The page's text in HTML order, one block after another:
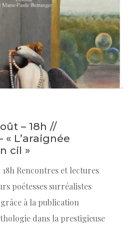
– 18h //
« L’araignée
cil »
18h Rencontres et lectures
poétesses surréalistes
à la publication
dans la prestigieuse